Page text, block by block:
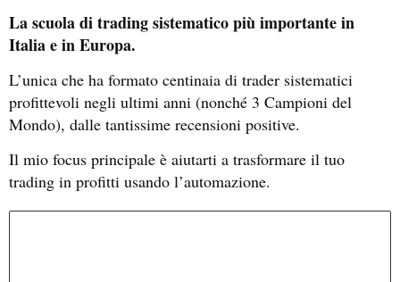
La scuola di trading sistematico più importante in
Italia e in Europa.
L’unica che ha formato centinaia di trader sistematici
profittevoli negli ultimi anni (nonché 3 Campioni del
Mondo), dalle tantissime recensioni positive.
Il mio focus principale è aiutarti a trasformare il tuo
trading in profitti usando l’automazione.